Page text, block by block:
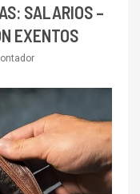
SALARIOS –
EXENTOS